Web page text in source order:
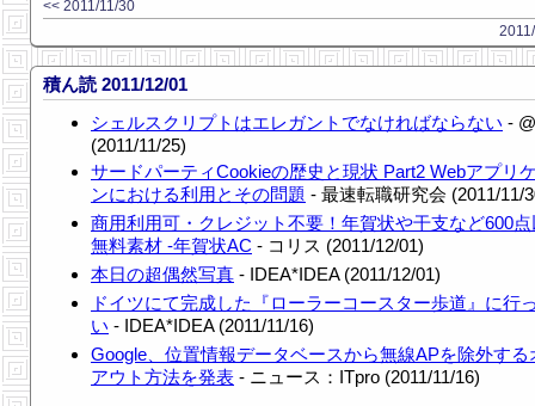
<< 2011/11/30
積ん読 2011/12/01
シェルスクリプトはエレガントでなければならない -
(2011/11/25)
サードパーティCookieの歴史と現状 Part2 Webアプリ
ンにおける利用とその問題 - 最速転職研究会 (2011/11/
商用利用可・クレジット不要！年賀状や干支など600
無料素材 -年賀状AC - コリス (2011/12/01)
本日の超偶然写真 - IDEA*IDEA (2011/12/01)
ドイツにて完成した『ローラーコースター歩道』に行
い - IDEA*IDEA (2011/11/16)
Google、位置情報データベースから無線APを除外する
アウト方法を発表 - ニュース：ITpro (2011/11/16)